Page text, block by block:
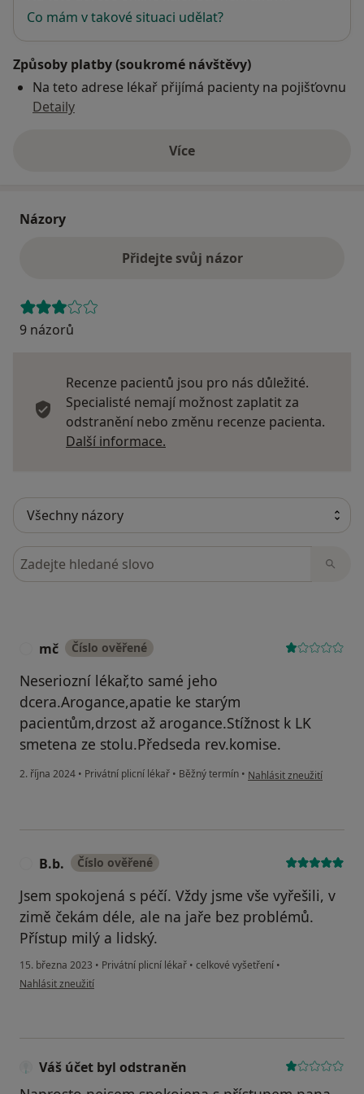
Co mám v takové situaci udělat?
Způsoby platby (soukromé návštěvy)
Na teto adrese lékař přijímá pacienty na pojišťovnu
Detaily
Víceo adrese
Názory
Přidejte svůj názor
9 názorů
Recenze pacientů jsou pro nás důležité.
Specialisté nemají možnost zaplatit za
odstranění nebo změnu recenze pacienta.
Další informace.
Hledejte v názorech
mč Číslo ověřené
Neseriozní lékař,to samé jeho
dcera.Arogance,apatie ke starým
pacientům,drzost až arogance.Stížnost k LK
smetena ze stolu.Předseda rev.komise.
2. října 2024 • Privátní plicní lékař • Běžný termín • podle názoru uživatele
Nahlásit zneužití
B.b. Číslo ověřené
Jsem spokojená s péčí. Vždy jsme vše vyřešili, v
zimě čekám déle, ale na jaře bez problémů.
Přístup milý a lidský.
15. března 2023 • Privátní plicní lékař • celkové vyšetření •
podle názoru uživatele B.b.
Nahlásit zneužití
Váš účet byl odstraněn